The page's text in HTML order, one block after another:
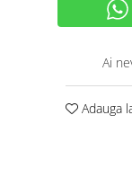
Ai
Adauga